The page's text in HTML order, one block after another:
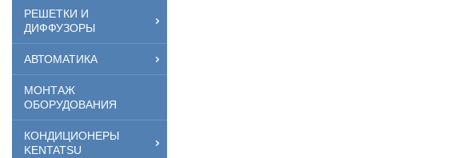
РЕШЕТКИ И
ДИФФУЗОРЫ
АВТОМАТИКА
МОНТАЖ
ОБОРУДОВАНИЯ
КОНДИЦИОНЕРЫ
KENTATSU